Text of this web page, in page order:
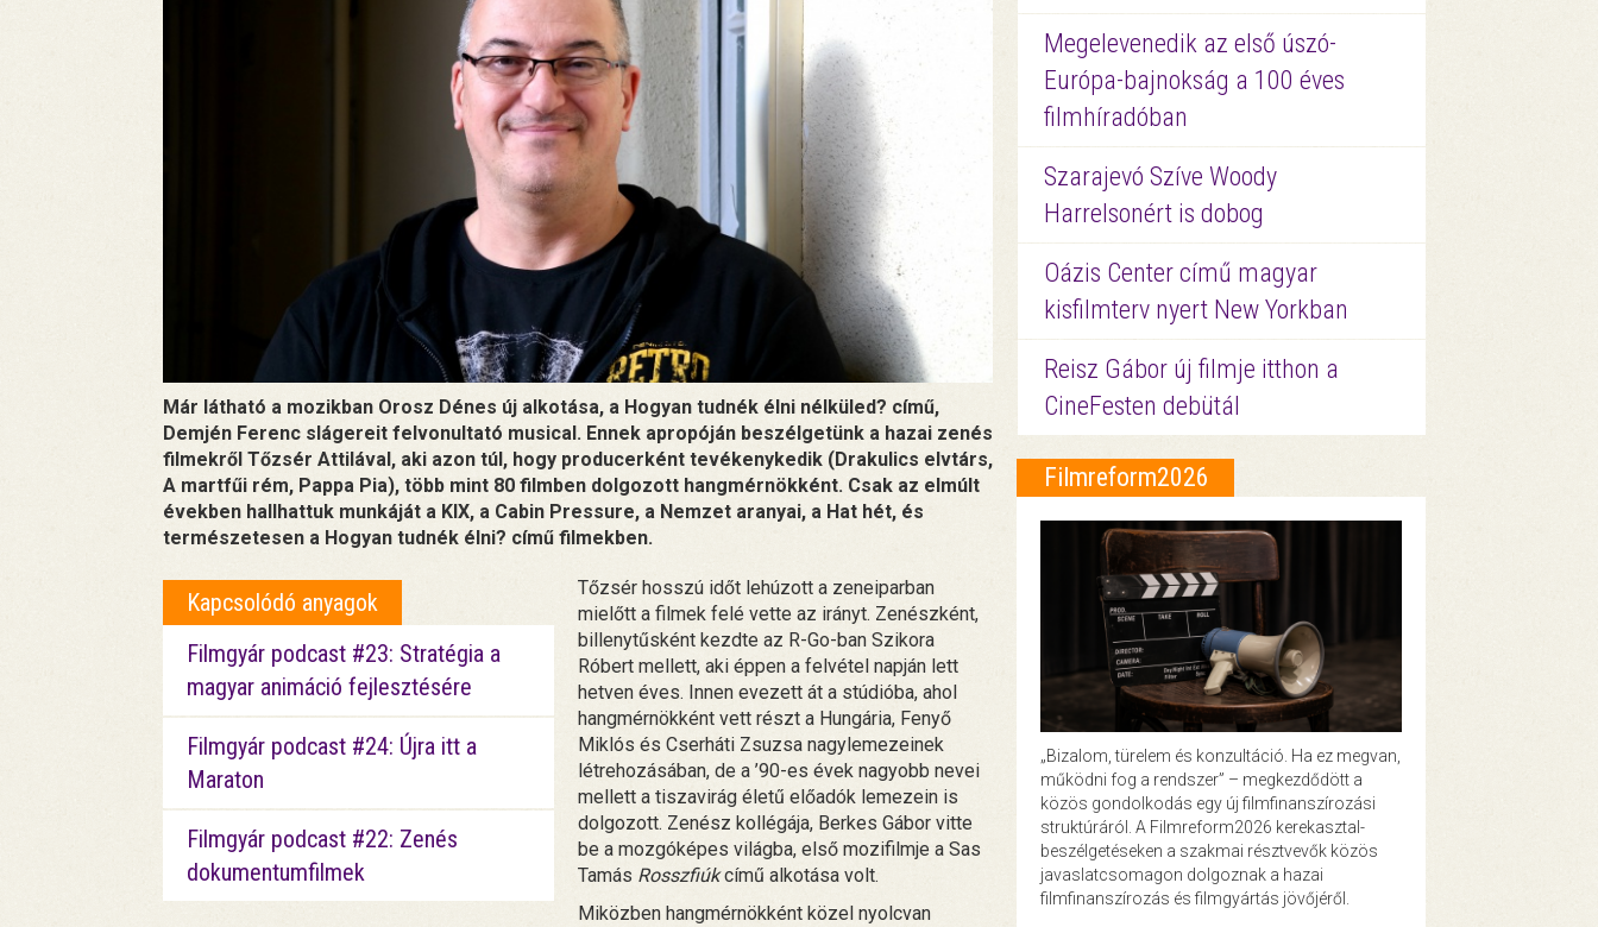
Már látható a mozikban Orosz Dénes új alkotása, a Hogyan tudnék élni nélküled? című,
Demjén Ferenc slágereit felvonultató musical. Ennek apropóján beszélgetünk a hazai zenés
filmekről Tőzsér Attilával, aki azon túl, hogy producerként tevékenykedik (Drakulics elvtárs,
A martfűi rém, Pappa Pia), több mint 80 filmben dolgozott hangmérnökként. Csak az elmúlt
években hallhattuk munkáját a KIX, a Cabin Pressure, a Nemzet aranyai, a Hat hét, és
természetesen a Hogyan tudnék élni? című filmekben.
Kapcsolódó anyagok
Filmgyár podcast #23: Stratégia a
magyar animáció fejlesztésére
Filmgyár podcast #24: Újra itt a
Maraton
Filmgyár podcast #22: Zenés
dokumentumfilmek
Tőzsér hosszú időt lehúzott a zeneiparban
mielőtt a filmek felé vette az irányt. Zenészként,
billenytűsként kezdte az R-Go-ban Szikora
Róbert mellett, aki éppen a felvétel napján lett
hetven éves. Innen evezett át a stúdióba, ahol
hangmérnökként vett részt a Hungária, Fenyő
Miklós és Cserháti Zsuzsa nagylemezeinek
létrehozásában, de a ’90-es évek nagyobb nevei
mellett a tiszavirág életű előadók lemezein is
dolgozott. Zenész kollégája, Berkes Gábor vitte
be a mozgóképes világba, első mozifilmje a Sas
Tamás Rosszfiúkcímű alkotása volt.
Miközben hangmérnökként közel nyolcvan
Megelevenedik az első úszó-
Európa-bajnokság a 100 éves
filmhíradóban
Szarajevó Szíve Woody
Harrelsonért is dobog
Oázis Center című magyar
kisfilmterv nyert New Yorkban
Reisz Gábor új filmje itthon a
CineFesten debütál
Filmreform2026
„Bizalom, türelem és konzultáció. Ha ez megvan,
működni fog a rendszer” – megkezdődött a
közös gondolkodás egy új filmfinanszírozási
struktúráról. A Filmreform2026 kerekasztal-
beszélgetéseken a szakmai résztvevők közös
javaslatcsomagon dolgoznak a hazai
filmfinanszírozás és filmgyártás jövőjéről.